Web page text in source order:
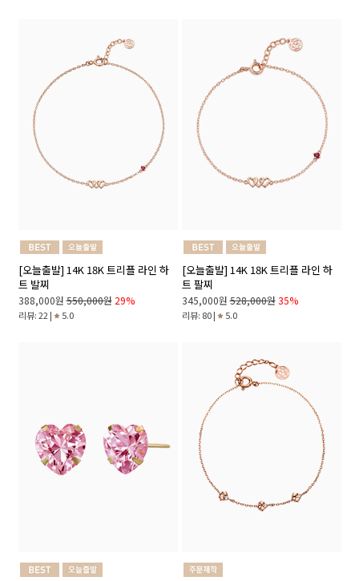
[오늘출발] 14K 18K 트리플 라인 하
트 발찌
388,000원 550,000원 29%
리뷰: 22 | 5.0
[오늘출발] 14K 18K 트리플 라인 하
트 팔찌
345,000원 528,000원 35%
리뷰: 80 | 5.0